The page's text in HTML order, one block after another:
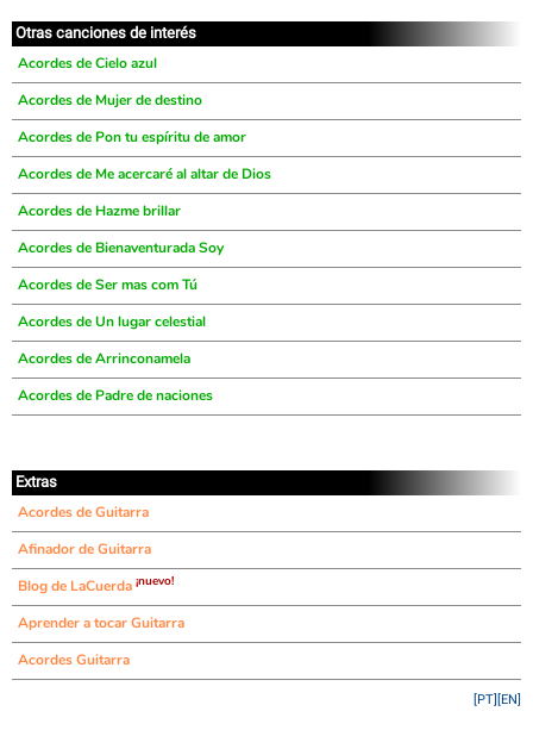
Otras canciones de interés
Acordes de Cielo azul
Acordes de Mujer de destino
Acordes de Pon tu espíritu de amor
Acordes de Me acercaré al altar de Dios
Acordes de Hazme brillar
Acordes de Bienaventurada Soy
Acordes de Ser mas com Tú
Acordes de Un lugar celestial
Acordes de Arrinconamela
Acordes de Padre de naciones
Extras
Acordes de Guitarra
Afinador de Guitarra
Blog de LaCuerda ¡nuevo!
Aprender a tocar Guitarra
Acordes Guitarra
[EN]
[PT]